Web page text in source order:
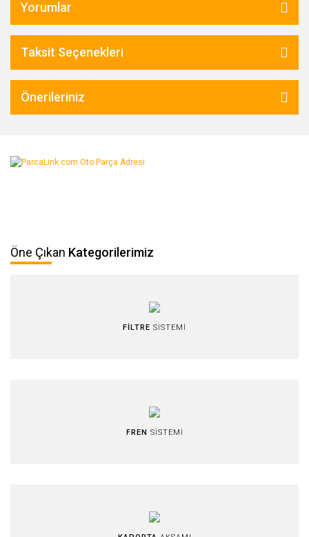
Yorumlar
Taksit Seçenekleri
Önerileriniz
Öne Çıkan Kategorilerimiz
FİLTRE SİSTEMİ
FREN SİSTEMİ